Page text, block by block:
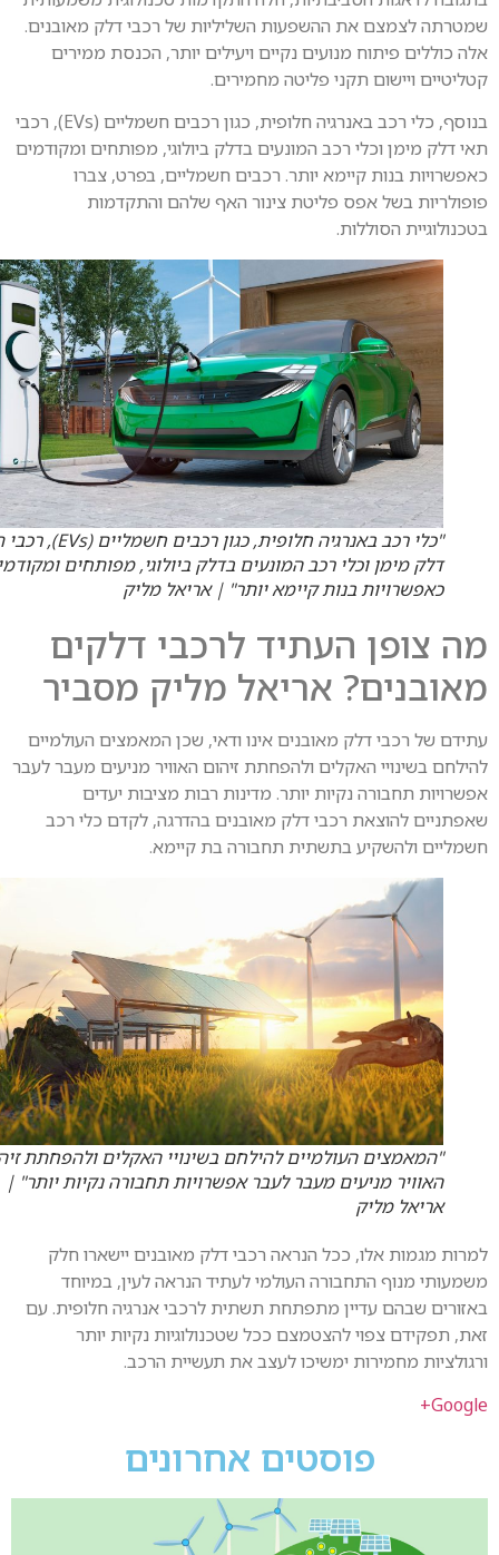
לצמצם את ההשפעות השליליות של רכבי דלק מאובנים.
כוללים פיתוח מנועים נקיים ויעילים יותר, הכנסת ממירים
ויישום תקני פליטה מחמירים.
בנוסף, כלי רכב באנרגיה חלופית, כגון רכבים חשמליים (EVs), רכבי
דלק מימן וכלי רכב המונעים בדלק ביולוגי, מפותחים ומקודמים
בנות קיימא יותר. רכבים חשמליים, בפרט, צברו
בשל אפס פליטת צינור האף שלהם והתקדמות
הסוללות.
"כלי רכב באנרגיה חלופית, כגון רכבים חשמליים (EVs), רכבי תאי
דלק מימן וכלי רכב המונעים בדלק ביולוגי, מפותחים ומקודמים
כאפשרויות בנות קיימא יותר" | אריאל מליק
צופן העתיד לרכבי דלקים
אריאל מליק מסביר
של רכבי דלק מאובנים אינו ודאי, שכן המאמצים העולמיים
בשינויי האקלים ולהפחתת זיהום האוויר מניעים מעבר לעבר
תחבורה נקיות יותר. מדינות רבות מציבות יעדים
להוצאת רכבי דלק מאובנים בהדרגה, לקדם כלי רכב
ולהשקיע בתשתית תחבורה בת קיימא.
"המאמצים העולמיים להילחם בשינויי האקלים ולהפחתת זיהום
האוויר מניעים מעבר לעבר אפשרויות תחבורה נקיות יותר" |
אריאל מליק
מגמות אלו, ככל הנראה רכבי דלק מאובנים יישארו חלק
מנוף התחבורה העולמי לעתיד הנראה לעין, במיוחד
שבהם עדיין מתפתחת תשתית לרכבי אנרגיה חלופית. עם
תפקידם צפוי להצטמצם ככל שטכנולוגיות נקיות יותר
מחמירות ימשיכו לעצב את תעשיית הרכב.
פוסטים אחרונים